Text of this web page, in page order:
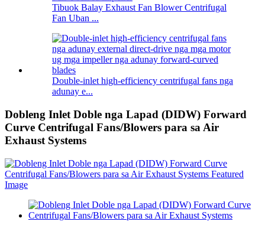
Tibuok Balay Exhaust Fan Blower Centrifugal
Fan Uban ...
Double-inlet high-efficiency centrifugal fans nga
adunay e...
Dobleng Inlet Doble nga Lapad (DIDW) Forward
Curve Centrifugal Fans/Blowers para sa Air
Exhaust Systems